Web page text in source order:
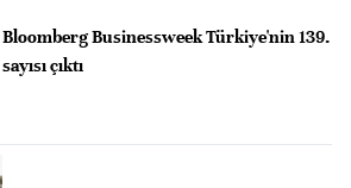
Bloomberg Businessweek Türkiye'nin 139.
sayısı çıktı